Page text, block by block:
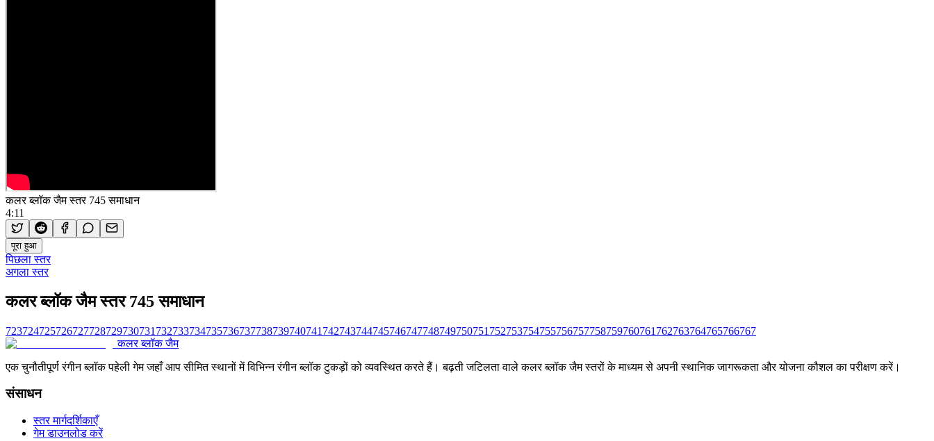
कलर ब्लॉक जैम स्तर 745 समाधान
4:11
पूरा हुआ
पिछला स्तर
अगला स्तर
कलर ब्लॉक जैम स्तर 745 समाधान
723724725726727728729730731 732733734735736737738739740741 742743744745746747748749750751 752753754755756757758759760761 762763764765766767
कलर ब्लॉक जैम
एक चुनौतीपूर्ण रंगीन ब्लॉक पहेली गेम जहाँ आप सीमित स्थानों में विभिन्न रंगीन ब्लॉक टुकड़ों को व्यवस्थित करते हैं। बढ़ती जटिलता वाले कलर ब्लॉक जैम स्तरों के माध्यम से अपनी स्थानिक जागरूकता और योजना कौशल का परीक्षण करें।
संसाधन
स्तर मार्गदर्शिकाएँ
गेम डाउनलोड करें